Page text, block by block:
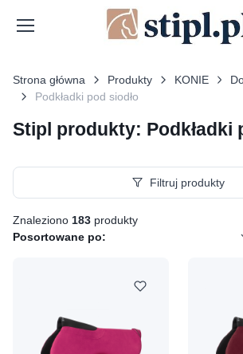
Strona główna Produkty KONIE
Podkładki pod siodło
Stipl produkty: Podkładki
Filtruj produkty
Znaleziono 183 produkty
Posortowane po: